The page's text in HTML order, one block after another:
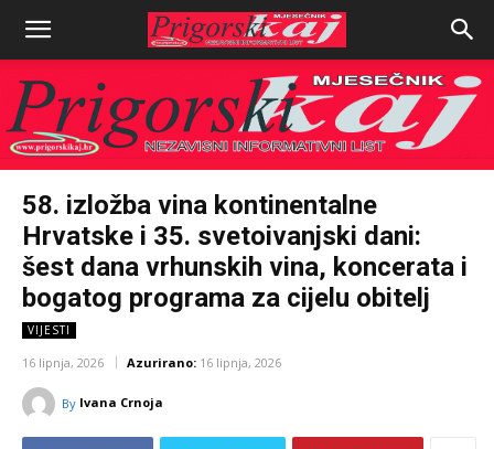
58. izložba vina kontinentalne
Hrvatske i 35. svetoivanjski dani:
šest dana vrhunskih vina, koncerata i
bogatog programa za cijelu obitelj
VIJESTI
16 lipnja, 2026 Azurirano: 16 lipnja, 2026
By Ivana Crnoja